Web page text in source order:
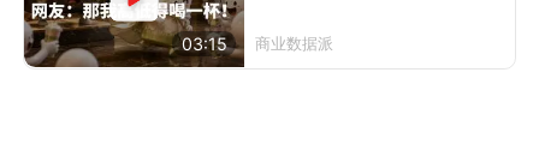
03:15 商业数据派